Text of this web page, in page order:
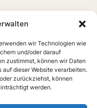
wir Technologien wie
und/oder darauf
zustimmst, können wir Daten
dieser Website verarbeiten.
zurückziehst, können
werden.